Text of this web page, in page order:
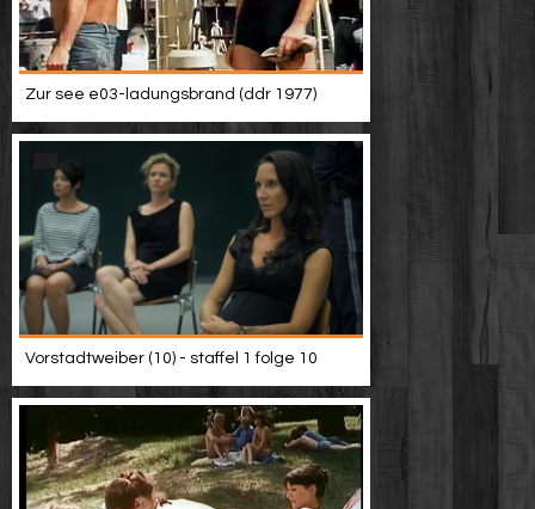
Zur see e03-ladungsbrand (ddr 1977)
Vorstadtweiber (10) - staffel 1 folge 10